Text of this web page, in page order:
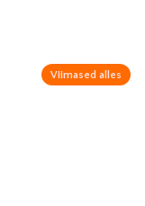
Viimased alles